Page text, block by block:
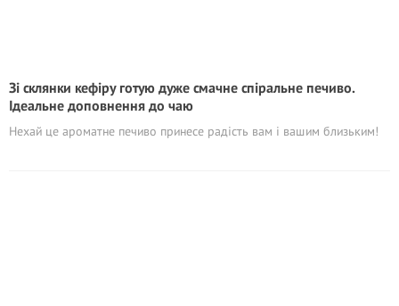
Зі склянки кефіру готую дуже смачне спіральне печиво.
Ідеальне доповнення до чаю
Нехай це ароматне печиво принесе радість вам і вашим близьким!